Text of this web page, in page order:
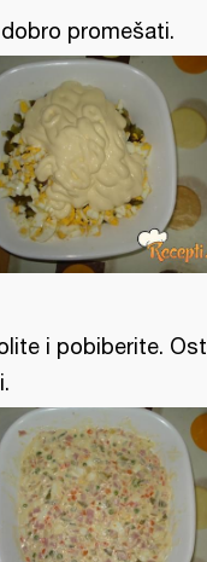
promešati.
i pobiberite.